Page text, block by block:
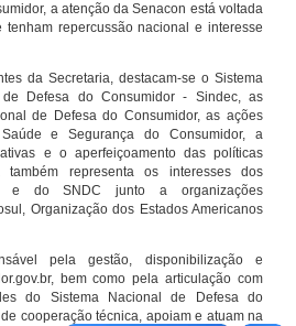
a atenção da Senacon está voltada
repercussão nacional e interesse
da Secretaria, destacam-se o Sistema
de Defesa do Consumidor - Sindec, as
de Defesa do Consumidor, as ações
e Segurança do Consumidor, a
e o aperfeiçoamento das políticas
também representa os interesses dos
e do SNDC junto a organizações
Organização dos Estados Americanos
pela gestão, disponibilização e
bem como pela articulação com
do Sistema Nacional de Defesa do
cooperação técnica, apoiam e atuam na